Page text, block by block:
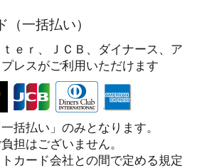
（一括払い）
ｅｒ、ＪＣＢ、ダイナース、ア
レスがご利用いただけます
括払い」のみとなります。
担はございません。
カード会社との間で定める規定